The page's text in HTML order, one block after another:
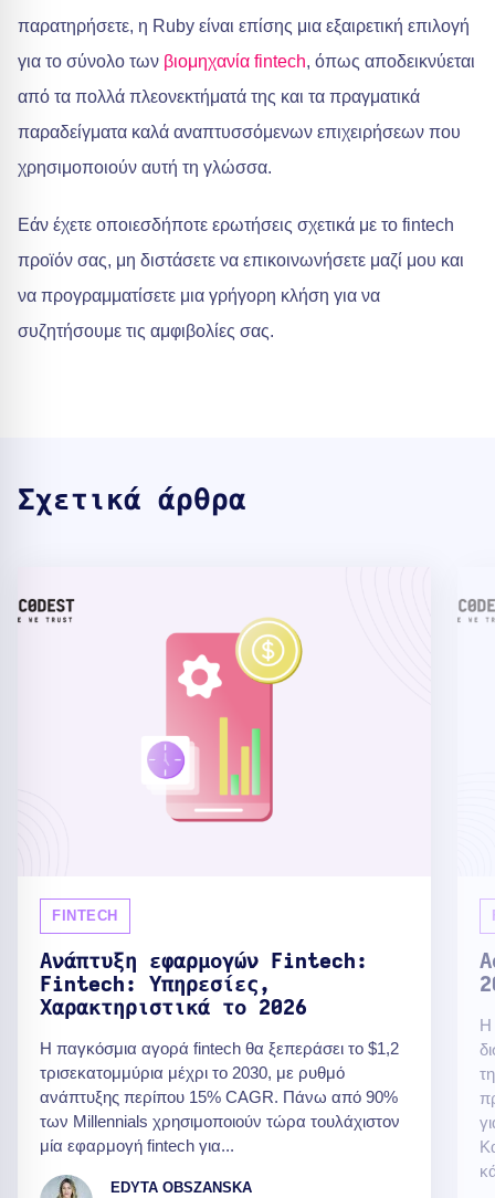
παρατηρήσετε, η Ruby είναι επίσης μια εξαιρετική επιλογή
για το σύνολο των βιομηχανία fintech, όπως αποδεικνύεται
από τα πολλά πλεονεκτήματά της και τα πραγματικά
παραδείγματα καλά αναπτυσσόμενων επιχειρήσεων που
χρησιμοποιούν αυτή τη γλώσσα.
Εάν έχετε οποιεσδήποτε ερωτήσεις σχετικά με το fintech
προϊόν σας, μη διστάσετε να επικοινωνήσετε μαζί μου και
να προγραμματίσετε μια γρήγορη κλήση για να
συζητήσουμε τις αμφιβολίες σας.
Σχετικά άρθρα
FINTECH
Ανάπτυξη εφαρμογών Fintech:
Fintech: Υπηρεσίες,
Χαρακτηριστικά το 2026
Η παγκόσμια αγορά fintech θα ξεπεράσει το $1,2
τρισεκατομμύρια μέχρι το 2030, με ρυθμό
ανάπτυξης περίπου 15% CAGR. Πάνω από 90%
των Millennials χρησιμοποιούν τώρα τουλάχιστον
μία εφαρμογή fintech για...
EDYTA OBSZANSKA
Η